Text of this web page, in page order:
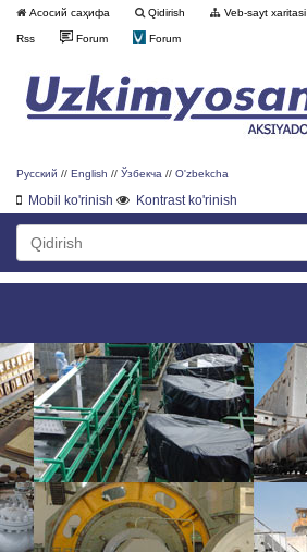
Асосий саҳифа Qidirish Veb-sayt xaritasi
Rss Forum Forum
Русский // English // Ўзбекча // O'zbekcha
Mobil ko'rinish Kontrast ko'rinish